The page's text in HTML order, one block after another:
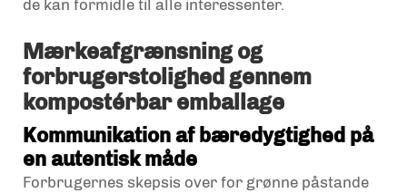
de kan formidle til alle interessenter.
Mærkeafgrænsning og
forbrugerstolighed gennem
kompostérbar emballage
Kommunikation af bæredygtighed på
en autentisk måde
Forbrugernes skepsis over for grønne påstande